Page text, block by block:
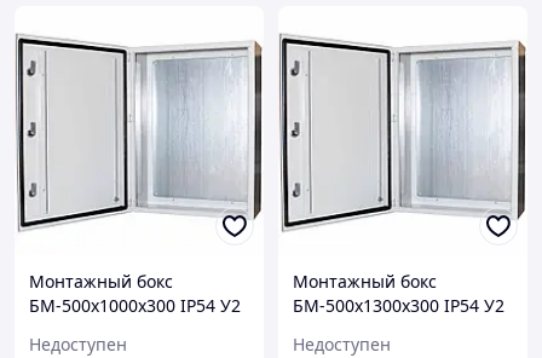
Монтажный бокс
БМ-500х1000х300 IP54 У2
Недоступен
Монтажный бокс
БМ-500х1300х300 IP54 У2
Недоступен